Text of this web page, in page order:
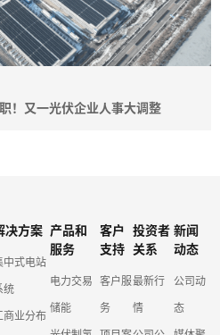
！又一光伏企业人事大调整
决方案
中式电站
统
商业分布
产品和
服务
电力交易
储能
客户
支持
客户服
务
投资者
关系
最新行
情
新闻
动态
公司动
态